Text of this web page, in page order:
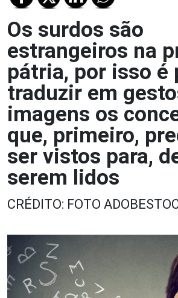
Os surdos são
estrangeiros na
pátria, por isso é
traduzir em
imagens os
que, primeiro,
ser vistos para,
serem lidos
CRÉDITO: FOTO